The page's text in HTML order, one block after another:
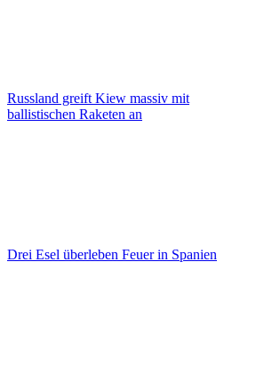
Russland greift Kiew massiv mit
ballistischen Raketen an
Drei Esel überleben Feuer in Spanien